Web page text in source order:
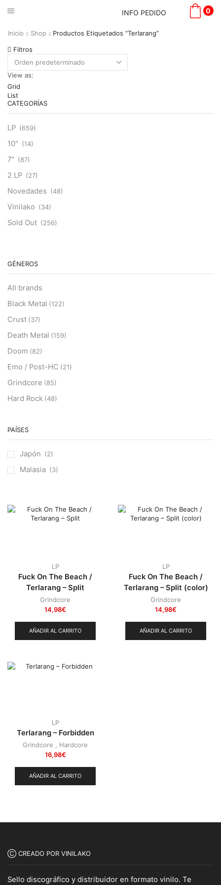
INFO PEDIDO 0
Inicio Shop Productos Etiquetados “Terlarang”
Filtros
View as:
Grid
List
CATEGORÍAS
LP (659)
10" (14)
7" (87)
2 LP (27)
Novedades (48)
Vinilako (34)
Sold Out (256)
GÉNEROS
All brands
Black Metal (122)
Crust (37)
Death Metal (159)
Doom (82)
Emo / Post-HC (21)
Grindcore (85)
Hard Rock (48)
Heavy Metal
Stoner(22)
PAÍSES
Japón (2)
Malasia (3)
LP
Fuck On The Beach /
Terlarang – Split
Grindcore
14,98€
AÑADIR AL CARRITO
LP
Fuck On The Beach /
Terlarang – Split (color)
Grindcore
14,98€
AÑADIR AL CARRITO
LP
Terlarang – Forbidden
Grindcore
Hardcore
16,98€
AÑADIR AL CARRITO
Ⓒ CREADO POR VINILAKO
Sello discográfico y distribuidor en formato vinilo. Te